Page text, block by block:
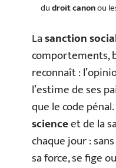
dudroit canonou
Lasanction
comportements,
reconnaît :
l’estime de ses
que le code
scienceet de la
chaque jour :
sa force, se fige